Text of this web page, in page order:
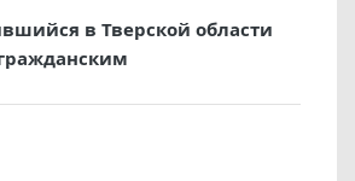
в Тверской области